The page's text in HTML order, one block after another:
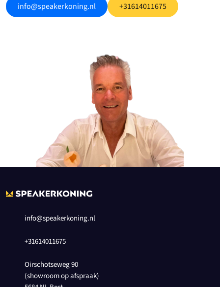
info@speakerkoning.nl +31614011675
info@speakerkoning.nl
+31614011675
Oirschotseweg 90
(showroom op afspraak)